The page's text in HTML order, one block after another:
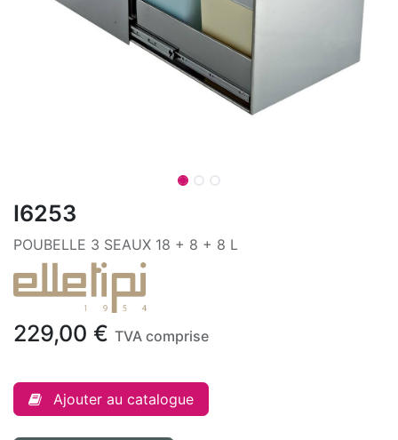
I6253
POUBELLE 3 SEAUX 18 + 8 + 8 L
229,00 € TVA comprise
Ajouter au catalogue